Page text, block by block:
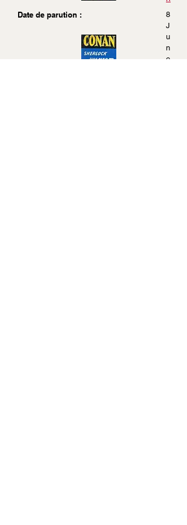
Date de parution :
8
J
u
n
e